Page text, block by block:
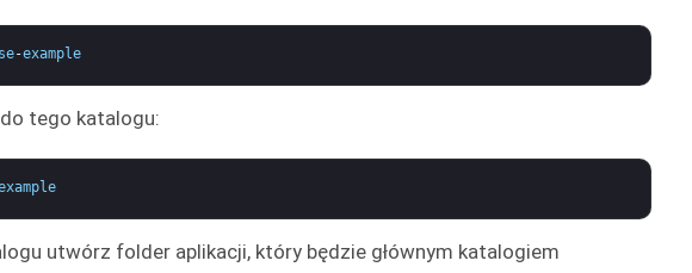
-example
tego katalogu:
utwórz folder aplikacji, który będzie głównym katalogiem